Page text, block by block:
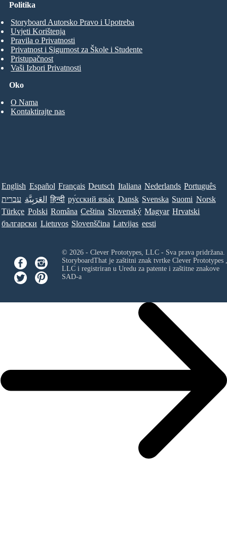
Oko
O Nama
Kontaktirajte nas
Politika
Storyboard Autorsko Pravo i Upotreba
Uvjeti Korištenja
Pravila o Privatnosti
Privatnost i Sigurnost za Škole i Studente
Pristupačnost
Vaši Izbori Privatnosti
English Español Français Deutsch Italiana Nederlands Português
עברית العَرَبِيَّة हिन्दी ру́сский язы́к Dansk Svenska Suomi Norsk
Türkçe Polski Româna Ceština Slovenský Magyar Hrvatski
български Lietuvos Slovenščina Latvijas eesti
© 2026 - Clever Prototypes, LLC - Sva prava pridržana.
StoryboardThat je zaštitni znak tvrtke Clever Prototypes ,
LLCi registriran u Uredu za patente i zaštitne znakove
SAD-a